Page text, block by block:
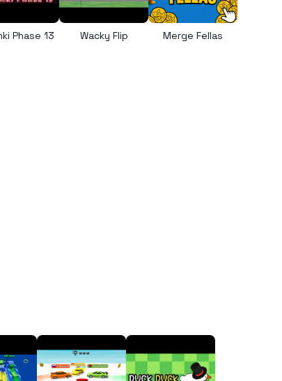
Phase 13 Wacky Flip Merge Fellas